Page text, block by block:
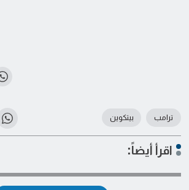
ترامب بيتكوين
اقرأ أيضاً: